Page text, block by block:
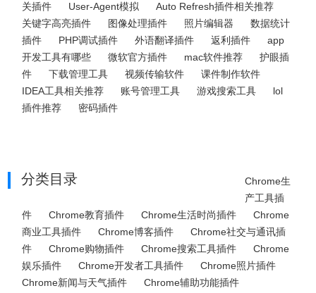
关插件
User-Agent模拟
Auto Refresh插件相关推荐
关键字高亮插件
图像处理插件 照片编辑器
数据统计
插件
PHP调试插件 外语翻译插件 返利插件
app
开发工具有哪些
微软官方插件 mac软件推荐
护眼插
件
下载管理工具 视频传输软件
课件制作软件
IDEA工具相关推荐
账号管理工具 游戏搜索工具
lol
插件推荐
密码插件
分类目录
Chrome生
产工具插
件
Chrome教育插件 Chrome生活时尚插件
Chrome
商业工具插件
Chrome博客插件
Chrome社交与通讯插
件
Chrome购物插件 Chrome搜索工具插件
Chrome
娱乐插件
Chrome开发者工具插件
Chrome照片插件
Chrome新闻与天气插件
Chrome辅助功能插件